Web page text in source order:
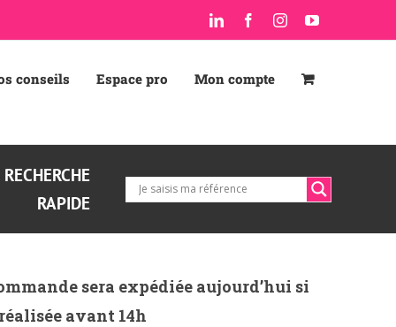
LinkedInFacebookInstagramYouTube
conseils Espace pro Mon compte
RECHERCHE
RAPIDE
sera expédiée aujourd’hui si
avant 14h